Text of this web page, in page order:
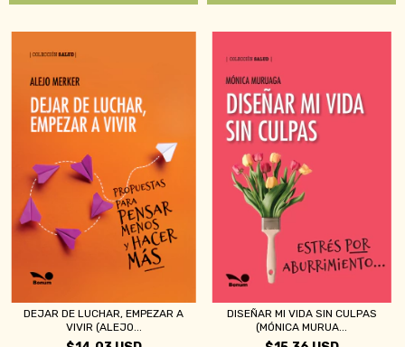
DEJAR DE LUCHAR, EMPEZAR A
VIVIR (ALEJO...
DISEÑAR MI VIDA SIN CULPAS
(MÓNICA MURUA...